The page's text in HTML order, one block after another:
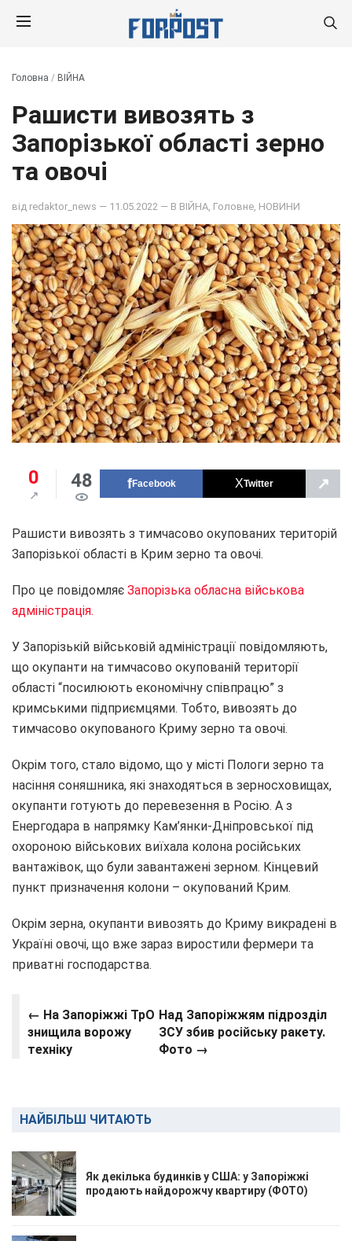
Головна / ВІЙНА
Рашисти вивозять з
Запорізької області зерно
та овочі
від redaktor_news — 11.05.2022 — В ВІЙНА Головне НОВИНИ
0 48 Facebook Twitter ↗
Рашисти вивозять з тимчасово окупованих територій
Запорізької області в Крим зерно та овочі.
Про це повідомляє Запорізька обласна військова
адміністрація.
У Запорізькій військовій адміністрації повідомляють,
що окупанти на тимчасово окупованій території
області “посилюють економічну співпрацю” з
кримськими підприємцями. Тобто, вивозять до
тимчасово окупованого Криму зерно та овочі.
Окрім того, стало відомо, що у місті Пологи зерно та
насіння соняшника, які знаходяться в зерносховищах,
окупанти готують до перевезення в Росію. А з
Енергодара в напрямку Кам’янки-Дніпровської під
охороною військових виїхала колона російських
вантажівок, що були завантажені зерном. Кінцевий
пункт призначення колони – окупований Крим.
Окрім зерна, окупанти вивозять до Криму викрадені в
Україні овочі, що вже зараз виростили фермери та
приватні господарства.
← На Запоріжжі ТрО
знищила ворожу
техніку
Над Запоріжжям підрозділ
ЗСУ збив російську ракету.
Фото →
НАЙБІЛЬШ ЧИТАЮТЬ
Як декілька будинків у США: у Запоріжжі
продають найдорожчу квартиру (ФОТО)